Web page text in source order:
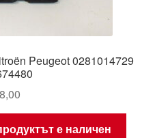
Peugeot 0281014729
е наличен